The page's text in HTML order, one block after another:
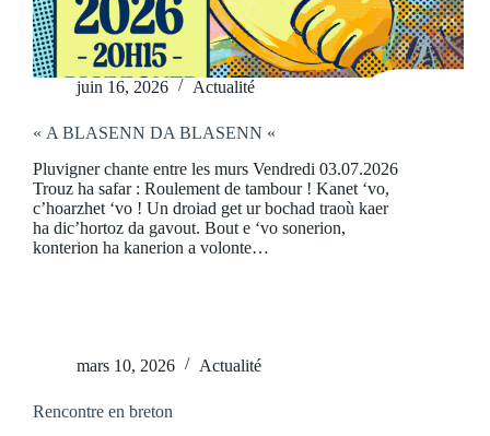
juin 16, 2026 Actualité
« A BLASENN DA BLASENN «
Pluvigner chante entre les murs Vendredi 03.07.2026
Trouz ha safar : Roulement de tambour ! Kanet ‘vo,
c’hoarzhet ‘vo ! Un droiad get ur bochad traoù kaer
ha dic’hortoz da gavout. Bout e ‘vo sonerion,
konterion ha kanerion a volonte…
mars 10, 2026 Actualité
Rencontre en breton